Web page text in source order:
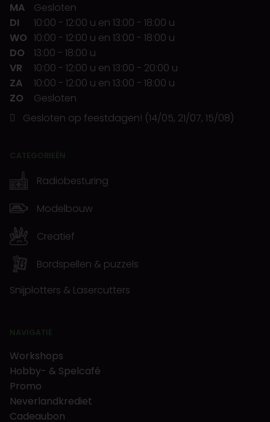
MA
Gesloten
DI
10:00 - 12:00 u en 13:00 - 18:00 u
WO 10:00 - 12:00 u en 13:00 - 18:00 u
DO
13:00 - 18:00 u
VR
10:00 - 12:00 u en 13:00 - 20:00 u
ZA
10:00 - 12:00 u en 13:00 - 18:00 u
ZO
Gesloten
Gesloten op feestdagen! (14/05, 21/07, 15/08)
CATEGORIEËN
Radiobesturing
Modelbouw
Creatief
Bordspellen & puzzels
Snijplotters & Lasercutters
NAVIGATIE
Workshops
Hobby- & Spelcafé
Promo
Neverlandkrediet
Cadeaubon